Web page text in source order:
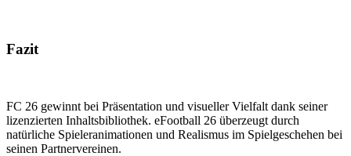
Fazit
FC 26 gewinnt bei Präsentation und visueller Vielfalt dank seiner
lizenzierten Inhaltsbibliothek. eFootball 26 überzeugt durch
natürliche Spieleranimationen und Realismus im Spielgeschehen bei
seinen Partnervereinen.